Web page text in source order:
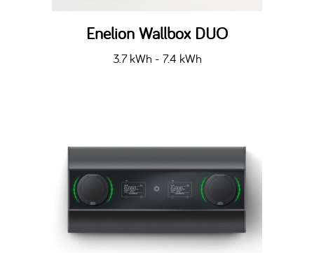
Enelion Wallbox DUO
3.7 kWh - 7.4 kWh